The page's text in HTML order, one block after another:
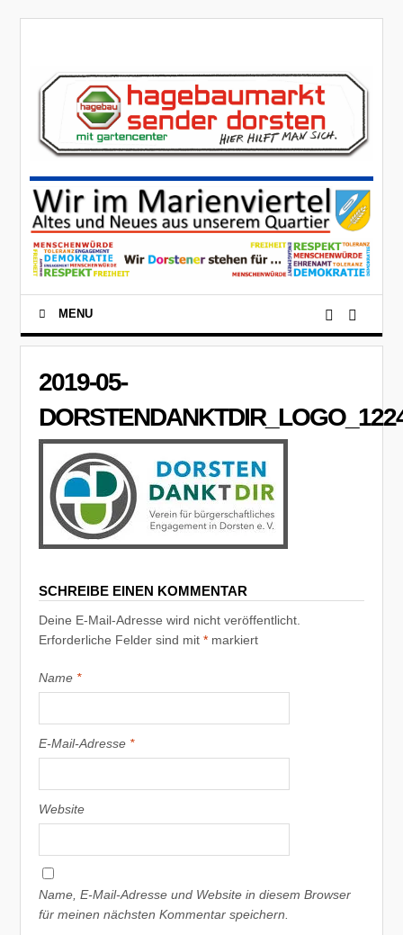
MENU
2019-05-
SCHREIBE EINEN KOMMENTAR
Deine E-Mail-Adresse wird nicht veröffentlicht.
Erforderliche Felder sind mit* markiert
Name *
E-Mail-Adresse *
Website
Name, E-Mail-Adresse und Website in diesem Browser
für meinen nächsten Kommentar speichern.